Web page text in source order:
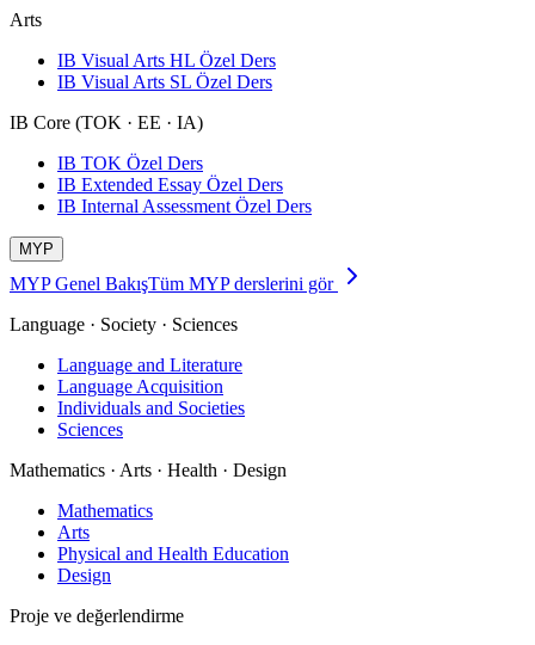
Arts
IB Visual Arts HL Özel Ders
IB Visual Arts SL Özel Ders
IB Core (TOK · EE · IA)
IB TOK Özel Ders
IB Extended Essay Özel Ders
IB Internal Assessment Özel Ders
MYP
MYP Genel BakışTüm MYP derslerini gör
Language · Society · Sciences
Language and Literature
Language Acquisition
Individuals and Societies
Sciences
Mathematics · Arts · Health · Design
Mathematics
Arts
Physical and Health Education
Design
Proje ve değerlendirme